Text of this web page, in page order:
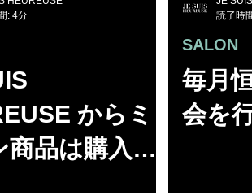
からミ
商品は購入出
: 4分
毎月
会を
SALON
読了時